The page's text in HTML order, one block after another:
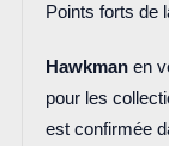
Points forts de
Hawkmanen
pour les
est confirmée